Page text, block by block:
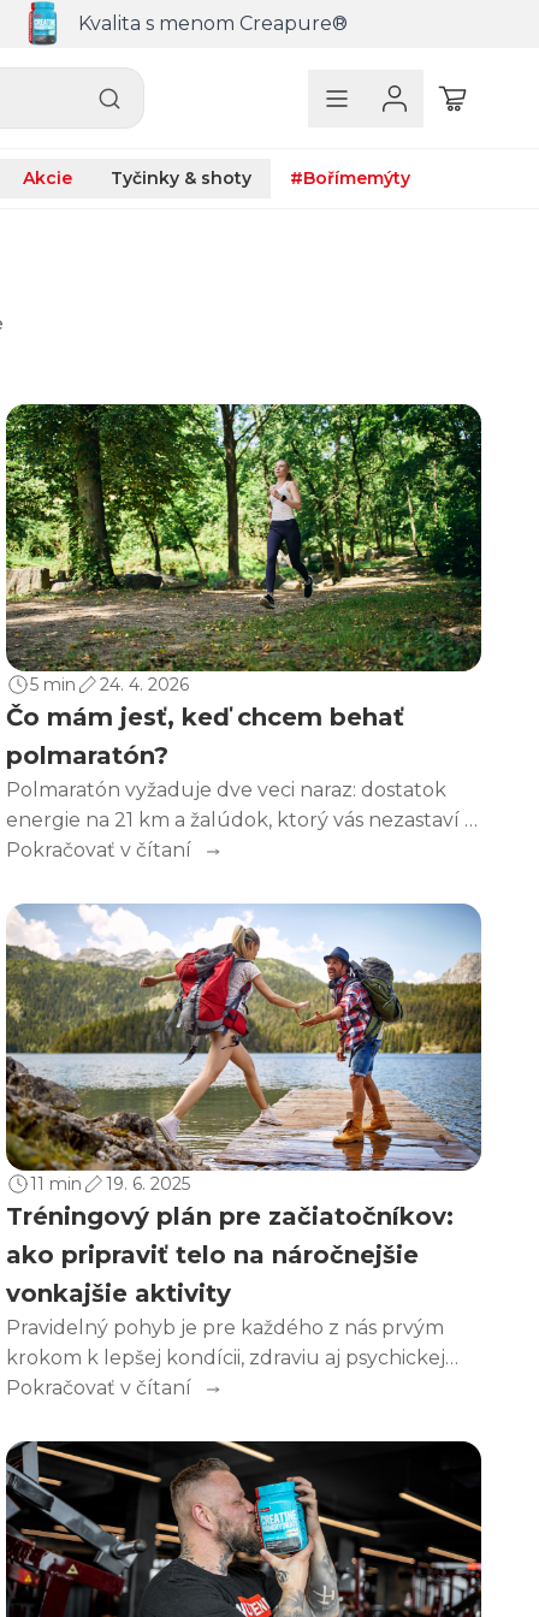
Kvalita s menom Creapure®
Akcie Tyčinky & shoty #Bořímemýty
5 min 24. 4. 2026
Čo mám jesť, keď chcem behať
polmaratón?
Polmaratón vyžaduje dve veci naraz: dostatok
energie na 21 km a žalúdok, ktorý vás nezastaví v
polovici cesty. Správna výživa začína niekoľko dní
cieli. Prinášame vám tipy, čo jesť a kedy v rámci
prípravy.
Pokračovať v čítaní
11 min 19. 6. 2025
Tréningový plán pre začiatočníkov:
ako pripraviť telo na náročnejšie
vonkajšie aktivity
Pravidelný pohyb je pre každého z nás prvým
krokom k lepšej kondícii, zdraviu aj psychickej
pohode. Ak sa chystáte na náročnejšie vonkajšie
alebo dlhé jazdy na bicykli, je dobré telo na túto
záťaž postupne pripraviť.
Pokračovať v čítaní